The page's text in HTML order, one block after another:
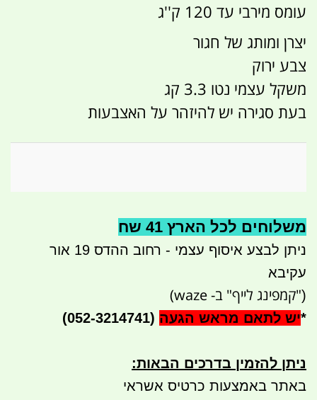
עומס מירבי עד 120 ק''ג
יצרן ומותג של חגור
צבע ירוק
משקל עצמי נטו 3.3 קג
בעת סגירה יש להיזהר על האצבעות
משלוחים לכל הארץ 41 שח
ניתן לבצע איסוף עצמי - רחוב ההדס 19 אור
עקיבא
("קמפינג לייף" ב- waze)
*יש לתאם מראש הגעה (052-3214741)
ניתן להזמין בדרכים הבאות:
באתר באמצעות כרטיס אשראי